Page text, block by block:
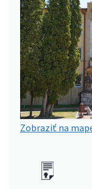
Zobraziť na